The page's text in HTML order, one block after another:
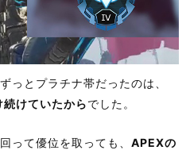
っとプラチナ帯だったのは、
けていたからでした。
って優位を取っても、 APEXの